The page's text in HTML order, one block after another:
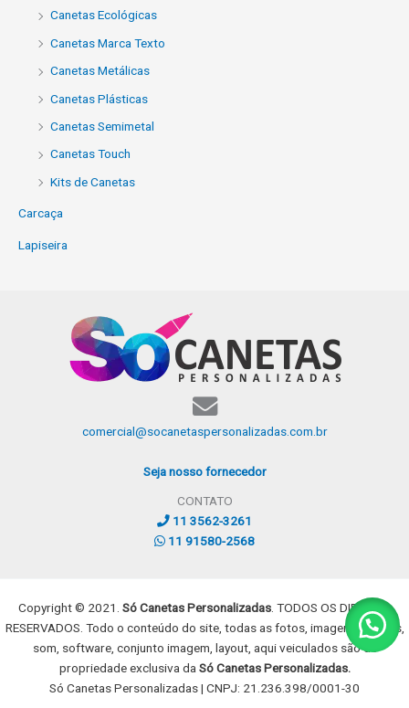
Canetas Ecológicas
Canetas Marca Texto
Canetas Metálicas
Canetas Plásticas
Canetas Semimetal
Canetas Touch
Kits de Canetas
Carcaça
Lapiseira
comercial@socanetaspersonalizadas.com.br
Seja nosso fornecedor
CONTATO
11 3562-3261
11 91580-2568
Copyright © 2021. Só Canetas Personalizadas . TODOS OS DIREITOS
RESERVADOS. Todo o conteúdo do site, todas as fotos, imagens, dizeres,
som, software, conjunto imagem, layout, aqui veiculados são de
propriedade exclusiva da Só Canetas Personalizadas.
Só Canetas Personalizadas | CNPJ: 21.236.398/0001-30